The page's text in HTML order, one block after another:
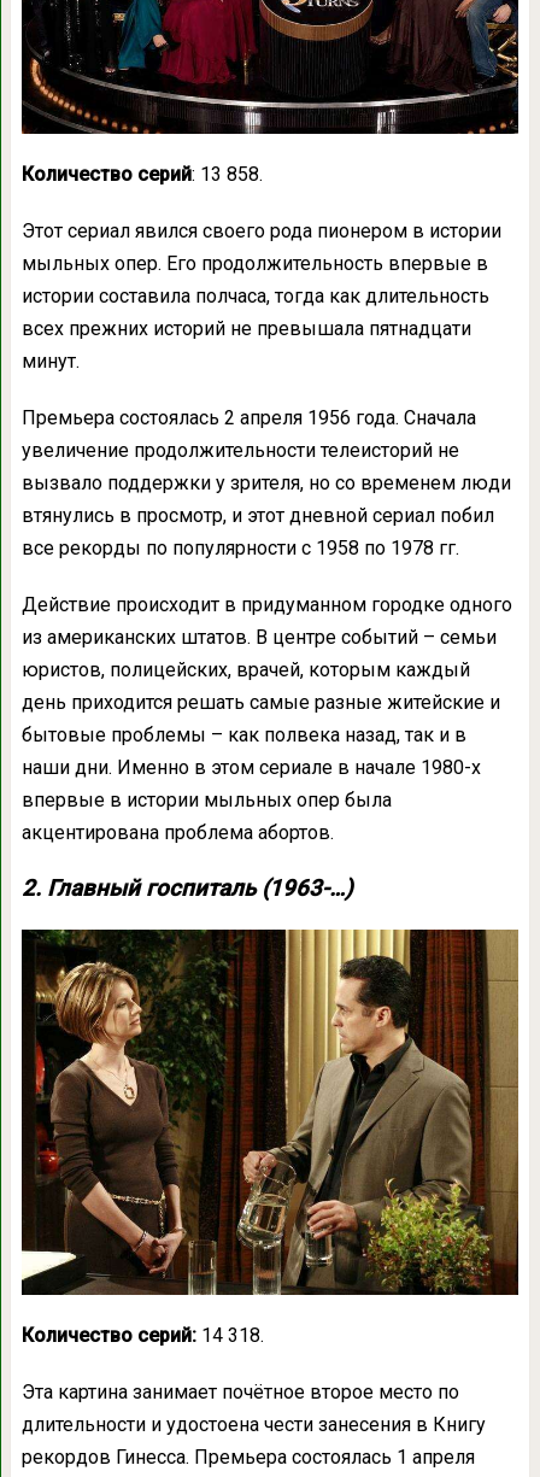
Количество серий: 13 858.
Этот сериал явился своего рода пионером в истории
мыльных опер. Его продолжительность впервые в
истории составила полчаса, тогда как длительность
всех прежних историй не превышала пятнадцати
минут.
Премьера состоялась 2 апреля 1956 года. Сначала
увеличение продолжительности телеисторий не
вызвало поддержки у зрителя, но со временем люди
втянулись в просмотр, и этот дневной сериал побил
все рекорды по популярности с 1958 по 1978 гг.
Действие происходит в придуманном городке одного
из американских штатов. В центре событий – семьи
юристов, полицейских, врачей, которым каждый
день приходится решать самые разные житейские и
бытовые проблемы – как полвека назад, так и в
наши дни. Именно в этом сериале в начале 1980-х
впервые в истории мыльных опер была
акцентирована проблема абортов.
2. Главный госпиталь (1963-…)
Количество серий:14 318.
Эта картина занимает почётное второе место по
длительности и удостоена чести занесения в Книгу
рекордов Гинесса. Премьера состоялась 1 апреля